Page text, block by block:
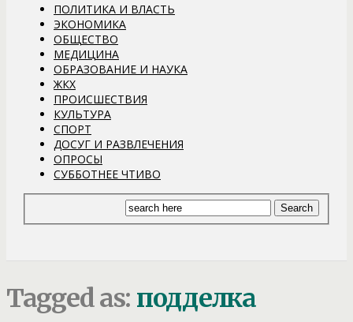
ПОЛИТИКА И ВЛАСТЬ
ЭКОНОМИКА
ОБЩЕСТВО
МЕДИЦИНА
ОБРАЗОВАНИЕ И НАУКА
ЖКХ
ПРОИСШЕСТВИЯ
КУЛЬТУРА
СПОРТ
ДОСУГ И РАЗВЛЕЧЕНИЯ
ОПРОСЫ
СУББОТНЕЕ ЧТИВО
Tagged as: подделка